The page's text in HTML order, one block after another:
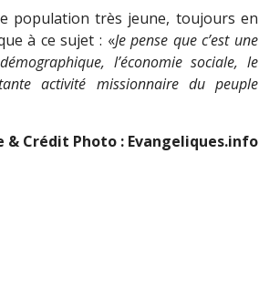
population très jeune, toujours en
à ce sujet : «Je pense que c’est une
l’économie sociale, le
activité missionnaire du peuple
& Crédit Photo : Evangeliques.info